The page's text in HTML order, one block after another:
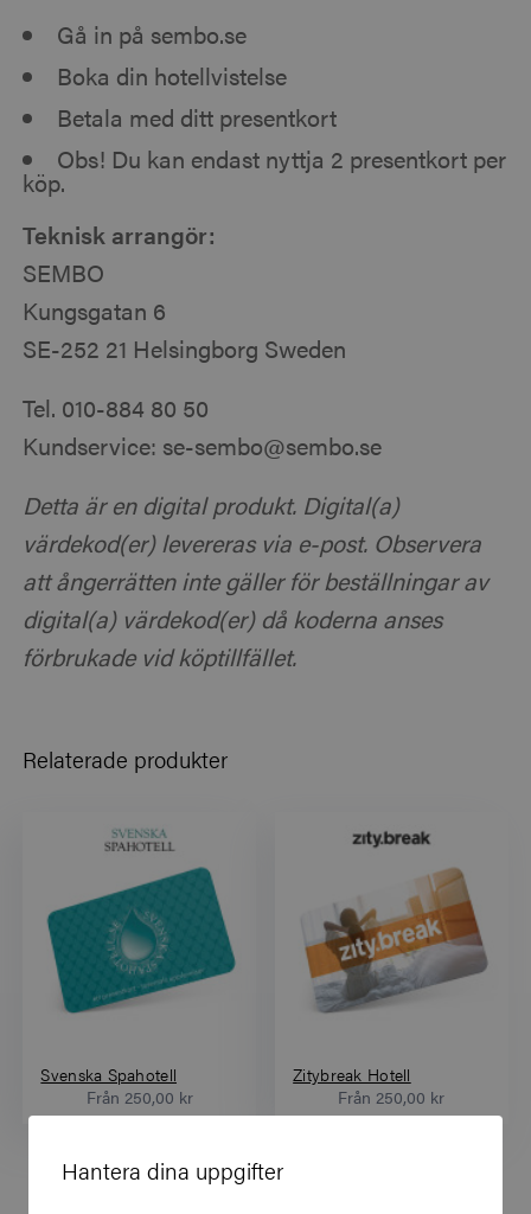
Hantera dina uppgifter
Gå in på sembo.se
Boka din hotellvistelse
Betala med ditt presentkort
Obs! Du kan endast nyttja 2 presentkort per
köp.
Teknisk arrangör:
SEMBO
Kungsgatan 6
SE-252 21 Helsingborg Sweden
Tel. 010-884 80 50
Kundservice: se-sembo@sembo.se
Detta är en digital produkt. Digital(a)
värdekod(er) levereras via e-post. Observera
att ångerrätten inte gäller för beställningar av
digital(a) värdekod(er) då koderna anses
förbrukade vid köptillfället.
Relaterade produkter
Svenska Spahotell
Från 250,00 kr
Zitybreak Hotell
Från 250,00 kr